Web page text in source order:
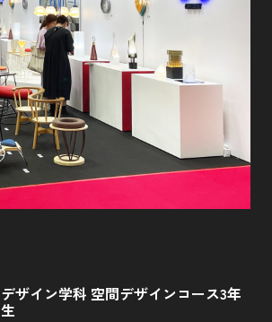
デザイン学科 空間デザインコース3年
生